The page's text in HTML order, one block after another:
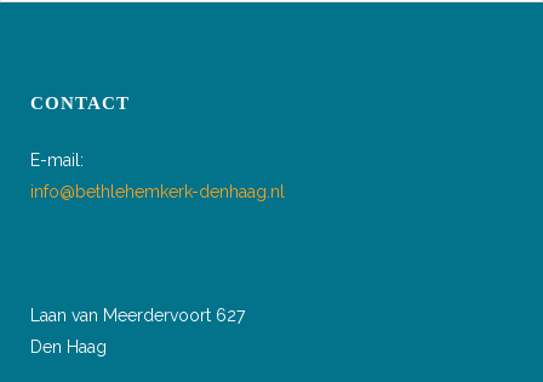
CONTACT
E-mail:
info@bethlehemkerk-denhaag.nl
Laan van Meerdervoort 627
Den Haag